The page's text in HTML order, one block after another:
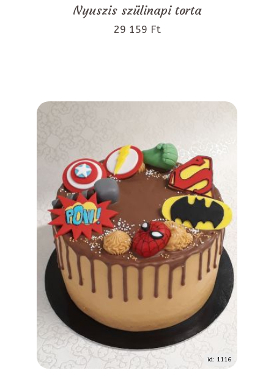
Nyuszis szülinapi torta
29 159 Ft
id: 1116